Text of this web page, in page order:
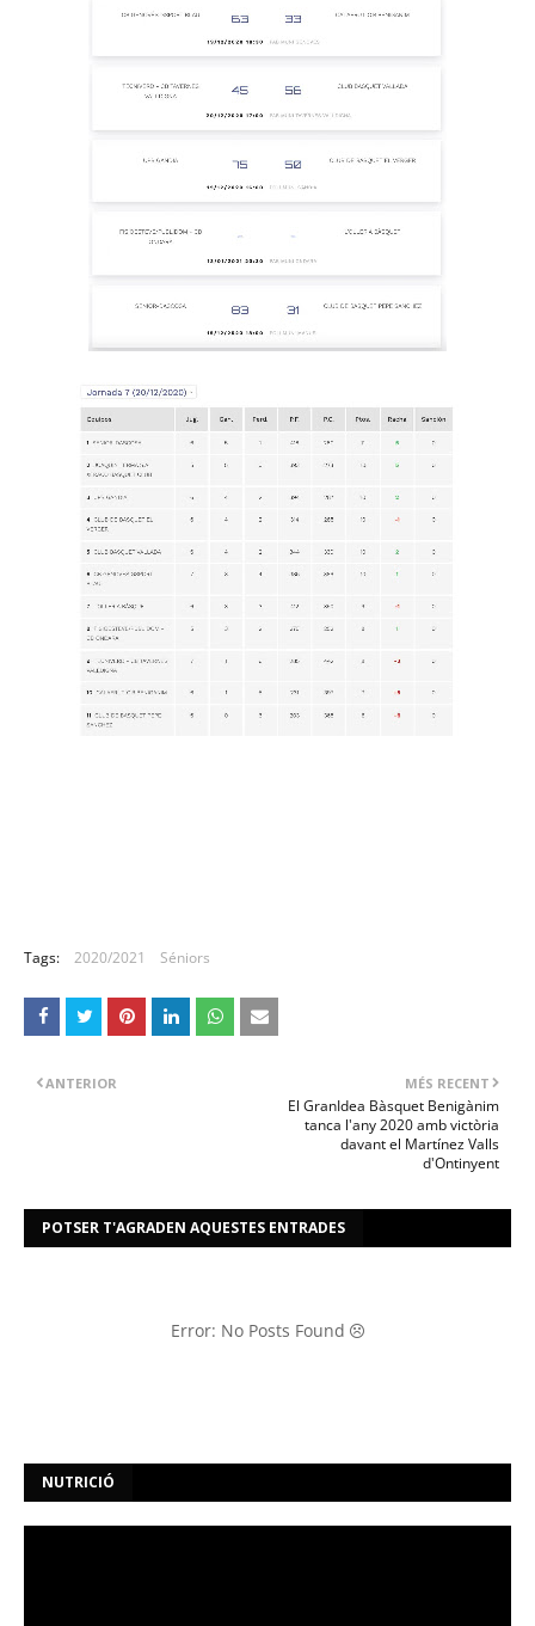
Tags: 2020/2021 Séniors
MÉS RECENT
El GranIdea Bàsquet Benigànim
tanca l'any 2020 amb victòria
davant el Martínez Valls
d'Ontinyent
ANTERIOR
POTSER T'AGRADEN AQUESTES ENTRADES
Error: No Posts Found
NUTRICIÓ